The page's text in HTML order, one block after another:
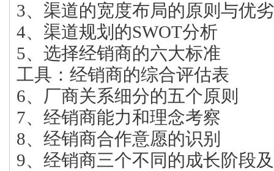
3、渠道的宽度布局的原则与优
4、渠道规划的SWOT分析
5、选择经销商的六大标准
工具：经销商的综合评估表
6、厂商关系细分的五个原则
7、经销商能力和理念考察
8、经销商合作意愿的识别
9、经销商三个不同的成长阶段